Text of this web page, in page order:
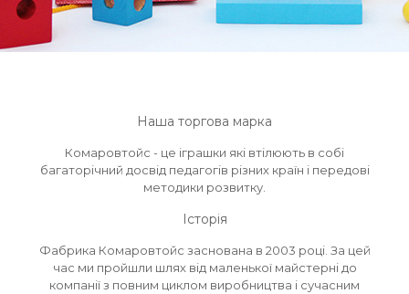
Наша торгова марка
Комаровтойс - це іграшки які втілюють в собі
багаторічний досвід педагогів різних країн і передові
методики розвитку.
Історія
Фабрика Комаровтойс заснована в 2003 році. За цей
час ми пройшли шлях від маленької майстерні до
компанії з повним циклом виробництва і сучасним